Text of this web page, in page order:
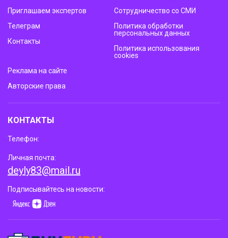
Приглашаем экспертов
Телеграм
Контакты
Сотрудничество со СМИ
Политика обработки
персональных данных
Политика использования
cookies
Реклама на сайте
Авторские права
КОНТАКТЫ
Телефон:
Личная почта:
deyly83@mail.ru
Подписывайтесь на новости: